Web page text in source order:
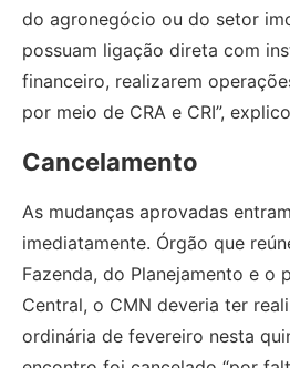
do agronegócio ou do setor
possuam ligação direta com
financeiro, realizarem
por meio de CRA e CRI”,
Cancelamento
As mudanças aprovadas
imediatamente. Órgão que
Fazenda, do Planejamento e o
Central, o CMN deveria ter
ordinária de fevereiro nesta